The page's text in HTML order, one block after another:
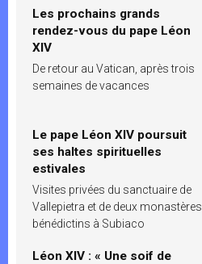
Les prochains grands
rendez-vous du pape Léon
XIV
De retour au Vatican, après trois
semaines de vacances
Le pape Léon XIV poursuit
ses haltes spirituelles
estivales
Visites privées du sanctuaire de
Vallepietra et de deux monastères
bénédictins à Subiaco
Léon XIV : « Une soif de